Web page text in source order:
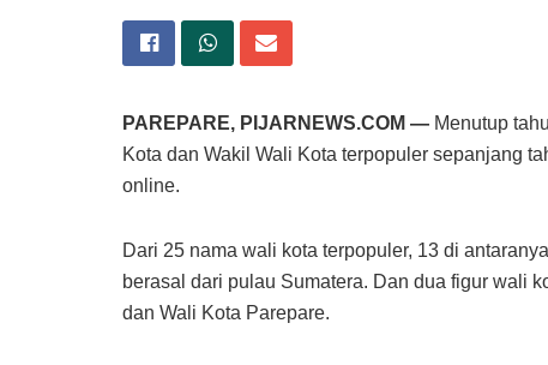
PAREPARE, PIJARNEWS.COM — Menutup
Kota dan Wakil Wali Kota terpopuler sepanjang
online.
Dari 25 nama wali kota terpopuler, 13 di
berasal dari pulau Sumatera. Dan dua figur wali
dan Wali Kota Parepare.